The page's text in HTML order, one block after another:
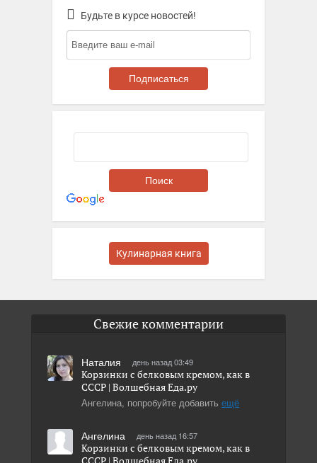
Будьте в курсе новостей!
Кулинарная книга
Свежие комментарии
Наталия день назад 03:49
Ангелина, попробуйте добавить ещё
Корзинки с белковым кремом, как в
СССР | Волшебная Eда.ру
Ангелина день назад 16:57
Корзинки с белковым кремом, как в